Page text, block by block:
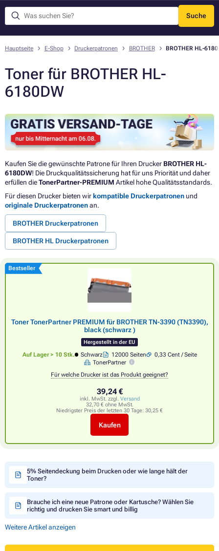
Suche
Menü
Hauptseite E-Shop Druckerpatronen BROTHER BROTHER HL-
Toner für BROTHER HL-
6180DW
Kaufen Sie die gewünschte Patrone für Ihren Drucker BROTHER HL-
6180DW! Die Druckqualitätssicherung hat für uns Priorität und daher
erfüllen dieTonerPartner-PREMIUM Artikel hohe Qualitätsstandards.
Für diesen Drucker bieten wir kompatible Druckerpatronen und
originale Druckerpatronenan.
BROTHER Druckerpatronen
BROTHER HL Druckerpatronen
Bestseller
Toner TonerPartner PREMIUM für BROTHER TN-3390 (TN3390),
black (schwarz )
Hergestellt in der EU
Auf Lager > 10 Stk. Schwarz 12000 Seiten
0,33 Cent / Seite
TonerPartner
Für welche Drucker ist das Produkt geeignet?
39,24 €
inkl. MwSt. zzgl. Versand
32,70 € ohne MwSt.
Niedrigster Preis der letzten 30 Tage: 30,25 €
Kaufen
5% Seitendeckung beim Drucken oder wie lange hält der
Toner?
Brauche ich eine neue Patrone oder Kartusche? Wählen Sie
richtig und drucken Sie smart und billig
Weitere Artikel anzeigen